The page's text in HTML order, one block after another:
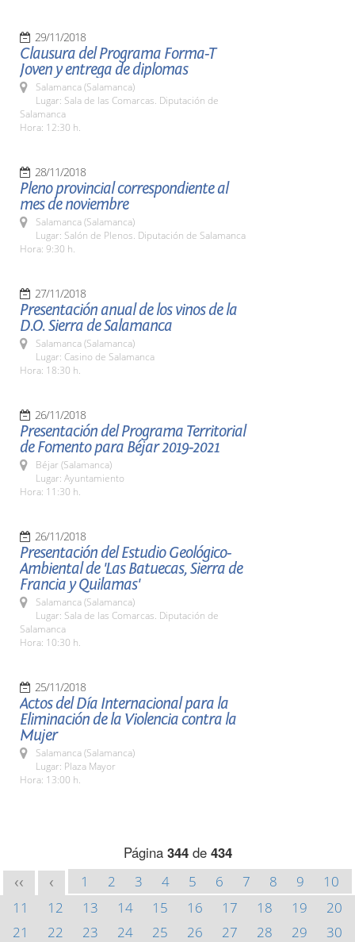
29/11/2018
Clausura del Programa Forma-T
Joven y entrega de diplomas
Salamanca (Salamanca)
Lugar: Sala de las Comarcas. Diputación de
Salamanca
Hora: 12:30 h.
28/11/2018
Pleno provincial correspondiente al
mes de noviembre
Salamanca (Salamanca)
Lugar: Salón de Plenos. Diputación de Salamanca
Hora: 9:30 h.
27/11/2018
Presentación anual de los vinos de la
D.O. Sierra de Salamanca
Salamanca (Salamanca)
Lugar: Casino de Salamanca
Hora: 18:30 h.
26/11/2018
Presentación del Programa Territorial
de Fomento para Béjar 2019-2021
Béjar (Salamanca)
Lugar: Ayuntamiento
Hora: 11:30 h.
26/11/2018
Presentación del Estudio Geológico-
Ambiental de 'Las Batuecas, Sierra de
Francia y Quilamas'
Salamanca (Salamanca)
Lugar: Sala de las Comarcas. Diputación de
Salamanca
Hora: 10:30 h.
25/11/2018
Actos del Día Internacional para la
Eliminación de la Violencia contra la
Mujer
Salamanca (Salamanca)
Lugar: Plaza Mayor
Hora: 13:00 h.
Página 344de 434
<< < 1 2 3 4 5 6 7 8 9
10
11
12 13 14 15 16 17 18 19
20
21
22 23 24 25 26 27 28 29
30